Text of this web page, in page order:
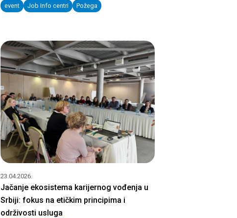
event Job Info centri Požega
23.04.2026.
Jačanje ekosistema karijernog vođenja u
Srbiji: fokus na etičkim principima i
održivosti usluga